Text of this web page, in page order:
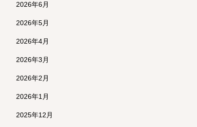
2026年6月
2026年5月
2026年4月
2026年3月
2026年2月
2026年1月
2025年12月